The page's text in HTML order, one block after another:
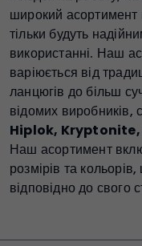
широкий асортимент
тільки будуть
використанні. Наш
варіюється від
ланцюгів до більш
відомих виробників,
Hiplok, Kryptonite,
Наш асортимент
розмірів та
відповідно до свого